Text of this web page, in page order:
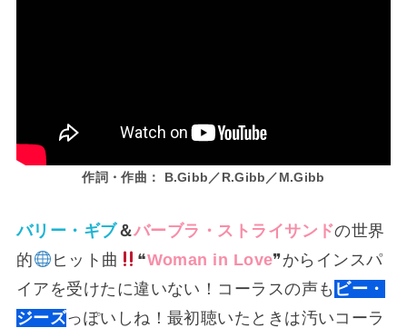
作詞・作曲： B.Gibb／R.Gibb／M.Gibb
バリー・ギブ＆バーブラ・ストライサンドの世界
的
ヒット曲 ❝Woman in Love❞からインスパ
イアを受けたに違いない！コーラスの声も ビー・
ジーズっぽいしね！最初聴いたときは汚いコーラ